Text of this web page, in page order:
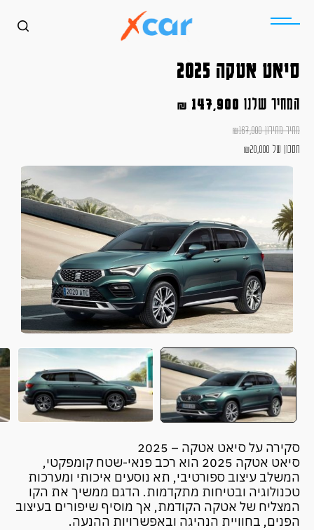
סיאט אטקה 2025
המחיר שלנו 147,900
₪
מחיר מחירון ₪167,900
חסכון של
₪20,000
סקירה על סיאט אטקה – 2025
סיאט אטקה 2025 הוא רכב פנאי-שטח קומפקטי,
המשלב עיצוב ספורטיבי, תא נוסעים איכותי ומערכות
טכנולוגיה ובטיחות מתקדמות. הדגם ממשיך את הקו
המצליח של אטקה הקודמת, אך מוסיף שיפורים בעיצוב
הפנים, בחוויית הנהיגה ובאפשרויות ההנעה.